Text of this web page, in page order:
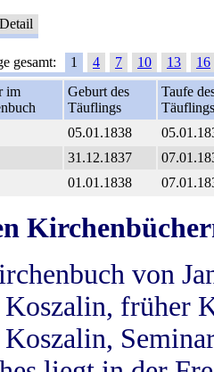
Detail
gesamt: 1 4 7 10 13
16
im
Geburt des
Täuflings
Taufe
Täuflings
05.01.1838
31.12.1837
01.01.1838
von
Koszalin, früher